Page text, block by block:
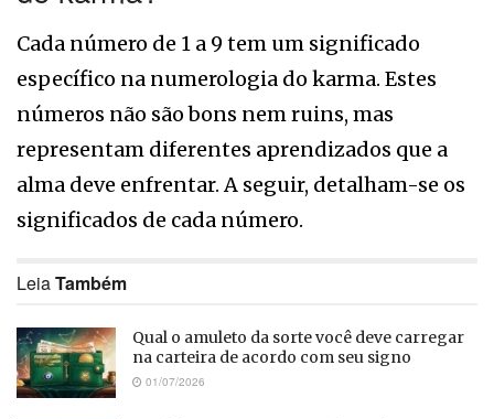
Cada número de 1 a 9 tem um significado
específico na numerologia do karma. Estes
números não são bons nem ruins, mas
representam diferentes aprendizados que a
alma deve enfrentar. A seguir, detalham-se os
significados de cada número.
LeiaTambém
Qual o amuleto da sorte você deve carregar
na carteira de acordo com seu signo
01/07/2026